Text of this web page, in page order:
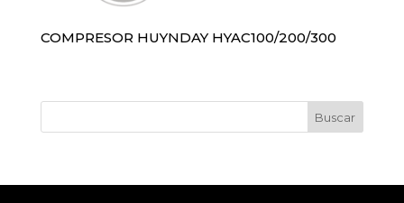
COMPRESOR HUYNDAY HYAC100/200/300